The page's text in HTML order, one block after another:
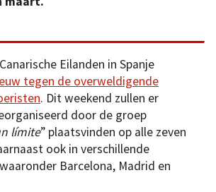
Eilanden in Spanje
tegen de overweldigende
. Dit weekend zullen er
door de groep
límite” plaatsvinden op alle zeven
ook in verschillende
Barcelona, Madrid en